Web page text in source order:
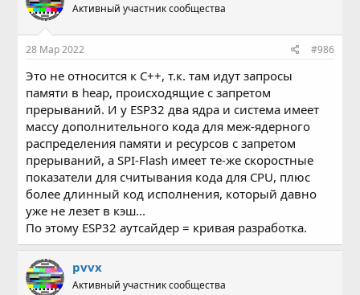
Активный участник сообщества
28 Мар 2022 #986
Это не относится к С++, т.к. там идут запросы
памяти в heap, происходящие с запретом
прерываний. И у ESP32 два ядра и система имеет
массу дополнительного кода для меж-ядерного
распределения памяти и ресурсов с запретом
прерываний, а SPI-Flash имеет те-же скоростные
показатели для считывания кода для CPU, плюс
более длинный код исполнения, который давно
уже не лезет в кэш...
По этому ESP32 аутсайдер = кривая разработка.
pvvx
Активный участник сообщества